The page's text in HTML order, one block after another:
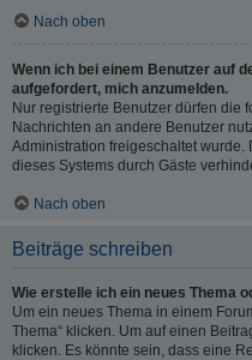
Nach oben
Wenn ich bei einem Benutzer auf
aufgefordert, mich anzumelden.
Nur registrierte Benutzer dürfen die
Nachrichten an andere Benutzer
Administration freigeschaltet
dieses Systems durch Gäste
Nach oben
Beiträge schreiben
Wie erstelle ich ein neues Thema
Um ein neues Thema in einem
Thema“ klicken. Um auf einen
klicken. Es könnte sein, dass eine